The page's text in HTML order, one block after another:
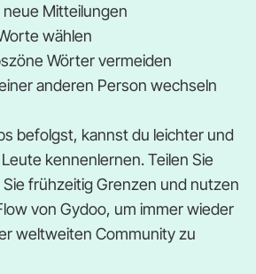
Mitteilungen
wählen
Wörter vermeiden
anderen Person wechseln
befolgst, kannst du leichter und
kennenlernen. Teilen Sie
frühzeitig Grenzen und nutzen
von Gydoo, um immer wieder
weltweiten Community zu